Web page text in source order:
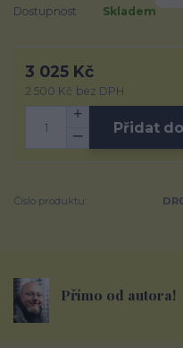
Dostupnost Skladem
3 025 Kč
2 500 Kč bez DPH
Přidat
Číslo produktu:
Přímo od autora!